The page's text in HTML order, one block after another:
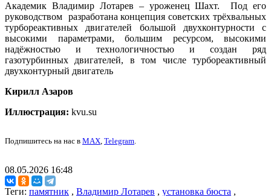
Академик Владимир Лотарев – уроженец Шахт. Под его
руководством разработана концепция советских трёхвальных
турбореактивных двигателей большой двухконтурности с
высокими параметрами, большим ресурсом, высокими
надёжностью и технологичностью и создан ряд
газотурбинных двигателей, в том числе турбореактивный
двухконтурный двигатель
Кирилл Азаров
Иллюстрация: kvu.su
Подпишитесь на нас в MAX, Telegram.
08.05.2026 16:48
Теги: памятник , Владимир Лотарев , установка бюста ,